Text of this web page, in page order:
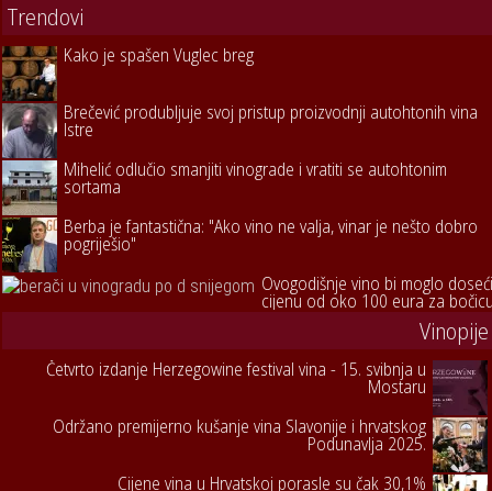
Trendovi
Kako je spašen Vuglec breg
Brečević produbljuje svoj pristup proizvodnji autohtonih vina
Istre
Mihelić odlučio smanjiti vinograde i vratiti se autohtonim
sortama
Berba je fantastična: "Ako vino ne valja, vinar je nešto dobro
pogriješio"
Ovogodišnje vino bi moglo
cijenu od oko 100 eura za
Vinopije
Četvrto izdanje Herzegowine festival vina - 15. svibnja u
Mostaru
Održano premijerno kušanje vina Slavonije i hrvatskog
Podunavlja 2025.
Cijene vina u Hrvatskoj porasle su čak 30,1%